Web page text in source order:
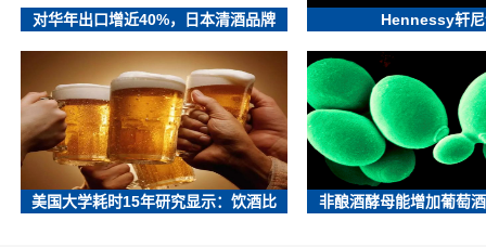
对华年出口增近40%，日本清酒品牌 Hennessy轩
美国大学耗时15年研究显示：饮酒比 非酿酒酵母能增加葡萄